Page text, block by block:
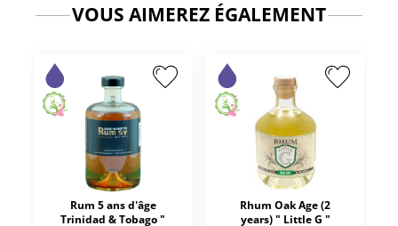
VOUS AIMEREZ ÉGALEMENT
Rum 5 ans d'âge
Trinidad & Tobago "
Rhum Oak Age (2
years) " Little G "